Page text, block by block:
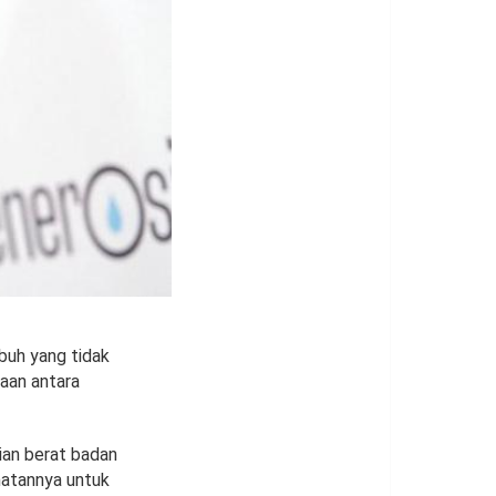
yang tidak
antara
berat badan
untuk